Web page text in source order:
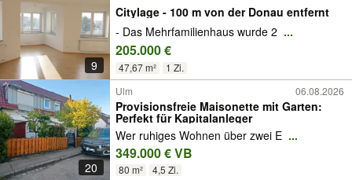
9
Citylage - 100 m von der Donau entfernt
- Das Mehrfamilienhaus wurde 2 ...
205.000 €
47,67 m² 1 Zi.
20
Ulm 06.08.2026
Provisionsfreie Maisonette mit Garten:
Perfekt für Kapitalanleger
Wer ruhiges Wohnen über zwei E ...
349.000 € VB
80 m² 4,5 Zi.